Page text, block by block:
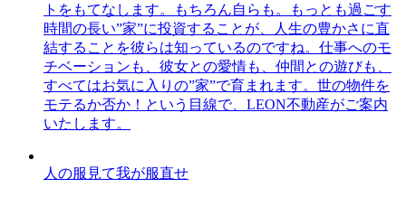
トをもてなします。もちろん自らも。もっとも過ごす
時間の長い”家”に投資することが、人生の豊かさに直
結することを彼らは知っているのですね。仕事へのモ
チベーションも、彼女との愛情も、仲間との遊びも、
すべてはお気に入りの”家”で育まれます。世の物件を
モテるか否か！という目線で、LEON不動産がご案内
いたします。
人の服見て我が服直せ